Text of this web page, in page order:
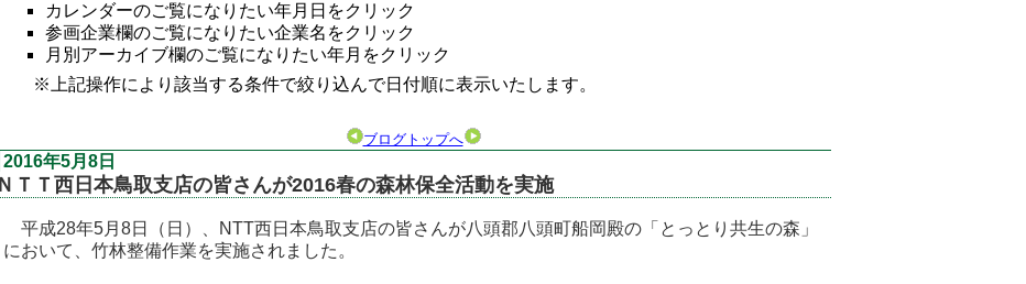
カレンダーのご覧になりたい年月日をクリック
参画企業欄のご覧になりたい企業名をクリック
月別アーカイブ欄のご覧になりたい年月をクリック
※上記操作により該当する条件で絞り込んで日付順に表示いたします。
ブログトップへ
2016年5月8日
ＮＴＴ西日本鳥取支店の皆さんが2016春の森林保全活動を実施
平成28年5月8日（日）、NTT西日本鳥取支店の皆さんが八頭郡八頭町船岡殿の「とっとり共生の森」
において、竹林整備作業を実施されました。